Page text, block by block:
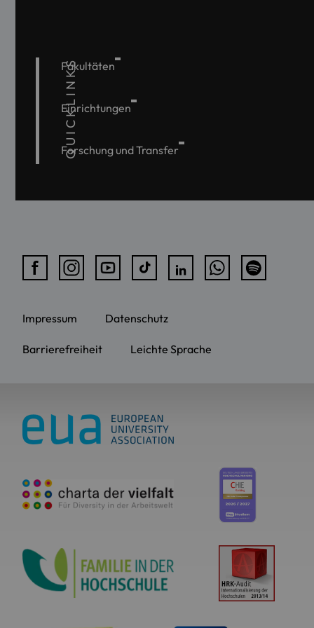
QUICKLINKS
Fakultäten
Einrichtungen
Forschung und Transfer
Impressum Datenschutz
Barrierefreiheit Leichte Sprache